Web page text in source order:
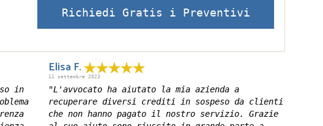
Richiedi Gratis i Preventivi
in
Elisa F.
11 settembre 2023
"L'avvocato ha aiutato la mia azienda a
recuperare diversi crediti in sospeso da clienti
che non hanno pagato il nostro servizio. Grazie